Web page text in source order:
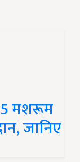
5 मशरूम
जानिए